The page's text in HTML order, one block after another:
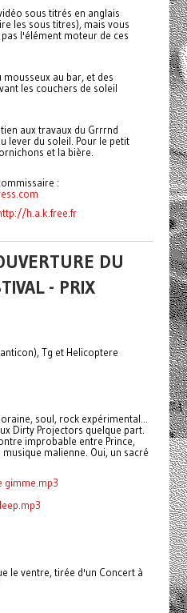
sous titrés en anglais
les sous titres), mais vous
l'élément moteur de ces
au bar, et des
les couchers de soleil
aux travaux du Grrrnd
lever du soleil. Pour le petit
et la bière.
:
.com
h.a.k.free.fr
DU
- PRIX
Tg et Helicoptere
soul, rock expérimental...
Dirty Projectors quelque part.
improbable entre Prince,
malienne. Oui, un sacré
gimme.mp3
le ventre, tirée d'un Concert à